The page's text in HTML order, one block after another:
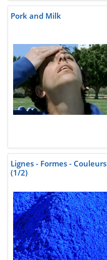
Pork and Milk
Lignes - Formes - Couleurs
(1/2)